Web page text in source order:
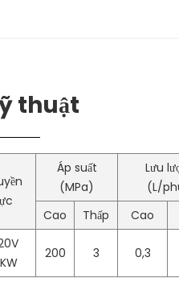
thuật
Áp suất
(MPa)
Lưu
(L/
Cao
Thấp Cao
200 3 0,3